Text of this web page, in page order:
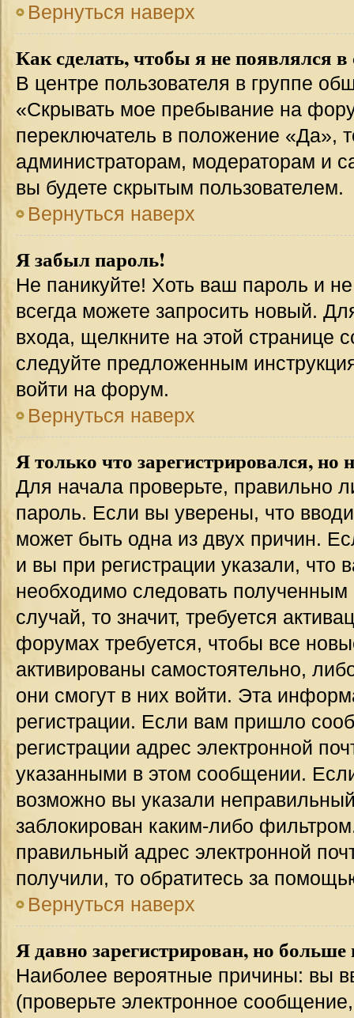
Вернуться наверх
Как сделать, чтобы я не появлялся
В центре пользователя в группе
«Скрывать мое пребывание на
переключатель в положение «Да»,
администраторам, модераторам и
вы будете скрытым пользователем.
Вернуться наверх
Я забыл пароль!
Не паникуйте! Хоть ваш пароль и
всегда можете запросить новый.
входа, щелкните на этой странице
следуйте предложенным
войти на форум.
Вернуться наверх
Я только что зарегистрировался, но
Для начала проверьте, правильно
пароль. Если вы уверены, что
может быть одна из двух причин.
и вы при регистрации указали, что
необходимо следовать
случай, то значит, требуется
форумах требуется, чтобы все
активированы самостоятельно,
они смогут в них войти. Эта
регистрации. Если вам пришло
регистрации адрес электронной
указанными в этом сообщении.
возможно вы указали
заблокирован каким-либо
правильный адрес электронной
получили, то обратитесь за
Вернуться наверх
Я давно зарегистрирован, но
Наиболее вероятные причины: вы
(проверьте электронное